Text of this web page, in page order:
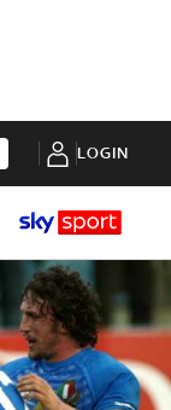
LOGIN